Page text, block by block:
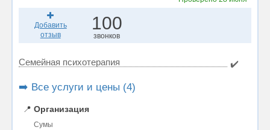
Добавить
отзыв
100
звонков
Семейная психотерапия ✔️
➡️ Все услуги и цены (4)
📍 Организация
Сумы